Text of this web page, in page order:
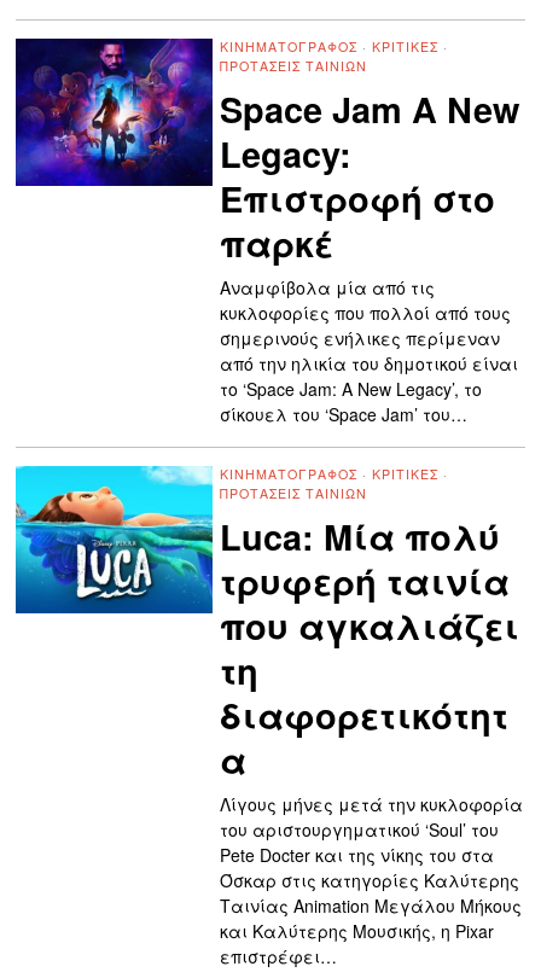
ΚΙΝΗΜΑΤΟΓΡΆΦΟΣ · ΚΡΙΤΙΚΈΣ ·
ΠΡΟΤΆΣΕΙΣ ΤΑΙΝΙΏΝ
Space Jam A New
Legacy:
Επιστροφή στο
παρκέ
Αναμφίβολα μία από τις
κυκλοφορίες που πολλοί από τους
σημερινούς ενήλικες περίμεναν
από την ηλικία του δημοτικού είναι
το ‘Space Jam: A New Legacy’, το
σίκουελ του ‘Space Jam’ του…
ΚΙΝΗΜΑΤΟΓΡΆΦΟΣ · ΚΡΙΤΙΚΈΣ ·
ΠΡΟΤΆΣΕΙΣ ΤΑΙΝΙΏΝ
Luca: Μία πολύ
τρυφερή ταινία
που αγκαλιάζει
τη
διαφορετικότητ
α
Λίγους μήνες μετά την κυκλοφορία
του αριστουργηματικού ‘Soul’ του
Pete Docter και της νίκης του στα
Όσκαρ στις κατηγορίες Καλύτερης
Ταινίας Animation Μεγάλου Μήκους
και Καλύτερης Μουσικής, η Pixar
επιστρέφει…